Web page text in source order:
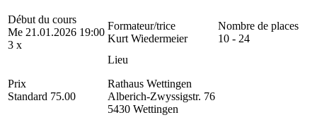
Début du cours
Me 21.01.2026 19:00
3 x
Formateur/trice
Kurt Wiedermeier
Nombre de places
10 - 24
Prix
Standard 75.00
Lieu
Rathaus Wettingen
Alberich-Zwyssigstr. 76
5430 Wettingen